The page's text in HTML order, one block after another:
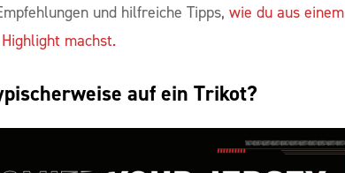
und hilfreiche Tipps, wie du aus einem
machst.
auf ein Trikot?